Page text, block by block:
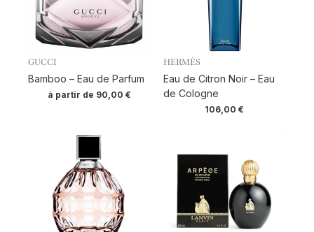
GUCCI
Bamboo – Eau de Parfum
à partir de 90,00€
HERMÈS
Eau de Citron Noir – Eau
de Cologne
106,00€